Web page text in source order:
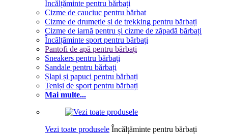
Încălțăminte pentru bărbați
Cizme de cauciuc pentru bărbat
Cizme de drumeție și de trekking pentru bărbați
Cizme de iarnă pentru și cizme de zăpadă bărbați
Încălțăminte sport pentru bărbați
Pantofi de apă pentru bărbați
Sneakers pentru bărbați
Sandale pentru bărbați
Șlapi și papuci pentru bărbați
Teniși de sport pentru bărbați
Mai multe...
Vezi toate produsele Încălțăminte pentru bărbați